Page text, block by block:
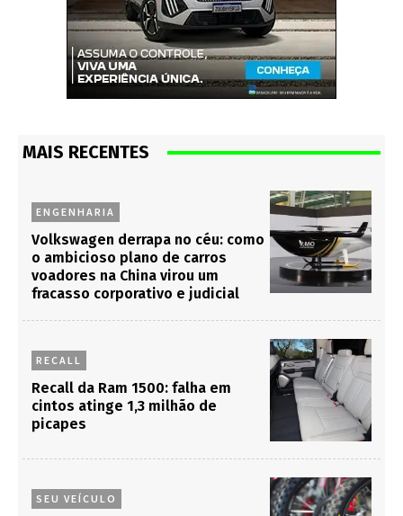
MAIS RECENTES
ENGENHARIA
Volkswagen derrapa no céu: como
o ambicioso plano de carros
voadores na China virou um
fracasso corporativo e judicial
RECALL
Recall da Ram 1500: falha em
cintos atinge 1,3 milhão de
picapes
SEU VEÍCULO